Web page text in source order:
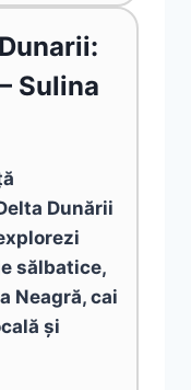
Sulina
Dunării
sălbatice,
Neagră, cai
și